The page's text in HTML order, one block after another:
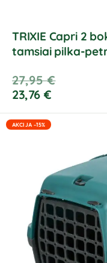
TRIXIE Capri 2
tamsiai pilka-
27,95€
23,76 €
AKCIJA -15%